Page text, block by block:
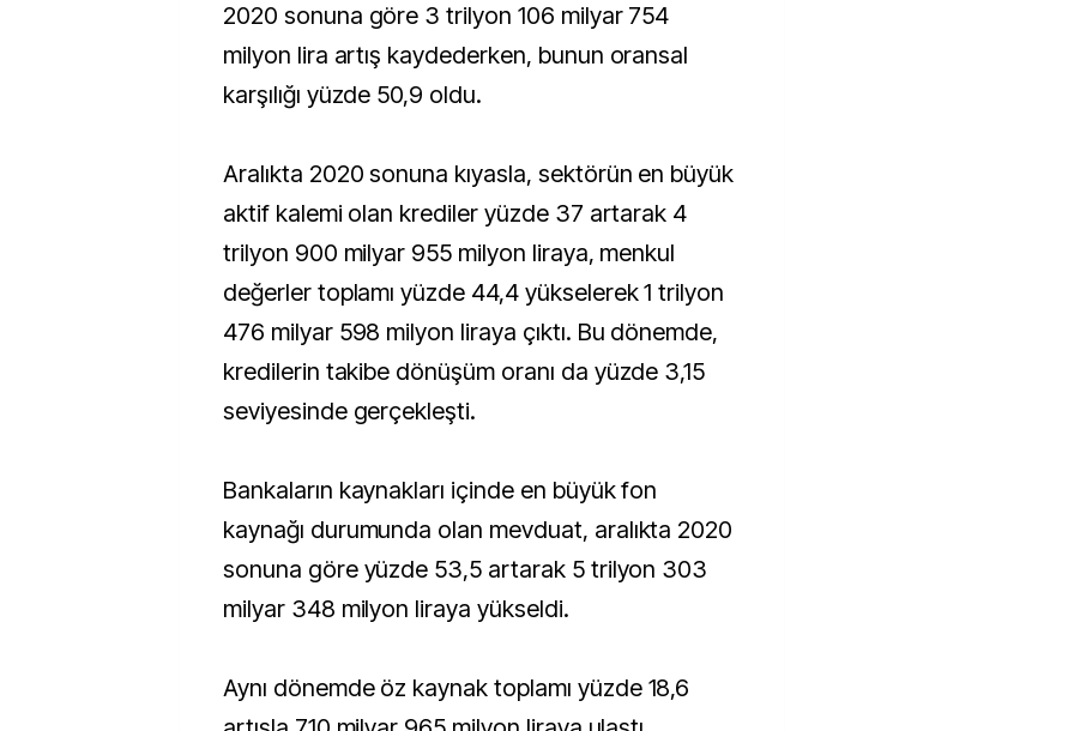
2020 sonuna göre 3 trilyon 106 milyar 754
milyon lira artış kaydederken, bunun oransal
karşılığı yüzde 50,9 oldu.
Aralıkta 2020 sonuna kıyasla, sektörün en büyük
aktif kalemi olan krediler yüzde 37 artarak 4
trilyon 900 milyar 955 milyon liraya, menkul
değerler toplamı yüzde 44,4 yükselerek 1 trilyon
476 milyar 598 milyon liraya çıktı. Bu dönemde,
kredilerin takibe dönüşüm oranı da yüzde 3,15
seviyesinde gerçekleşti.
Bankaların kaynakları içinde en büyük fon
kaynağı durumunda olan mevduat, aralıkta 2020
sonuna göre yüzde 53,5 artarak 5 trilyon 303
milyar 348 milyon liraya yükseldi.
Aynı dönemde öz kaynak toplamı yüzde 18,6